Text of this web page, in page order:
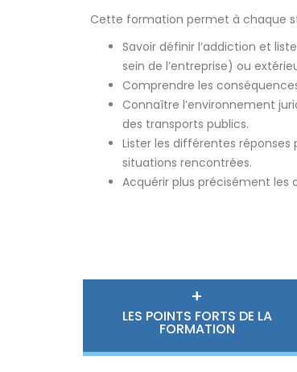
Cette formation permet à chaque
Savoir définir l’addiction et
sein de l’entreprise) ou
Comprendre les
Connaître l’environnement
des transports publics.
Lister les différentes réponses
situations rencontrées.
Acquérir plus précisément les
+
LES POINTS FORTS DE LA
FORMATION